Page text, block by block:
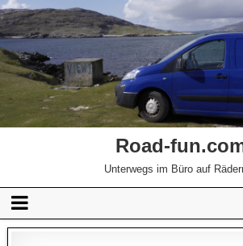
Road-
Unterwegs im Büro auf